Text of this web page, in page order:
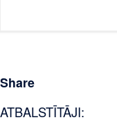
Share
ATBALSTĪTĀJI: